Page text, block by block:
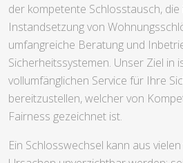
der kompetente Schlosstausch,
Instandsetzung von
umfangreiche Beratung und
Sicherheitssystemen. Unser Ziel in
vollumfänglichen Service für Ihre
bereitzustellen, welcher von
Fairness gezeichnet ist.
Ein Schlosswechsel kann aus